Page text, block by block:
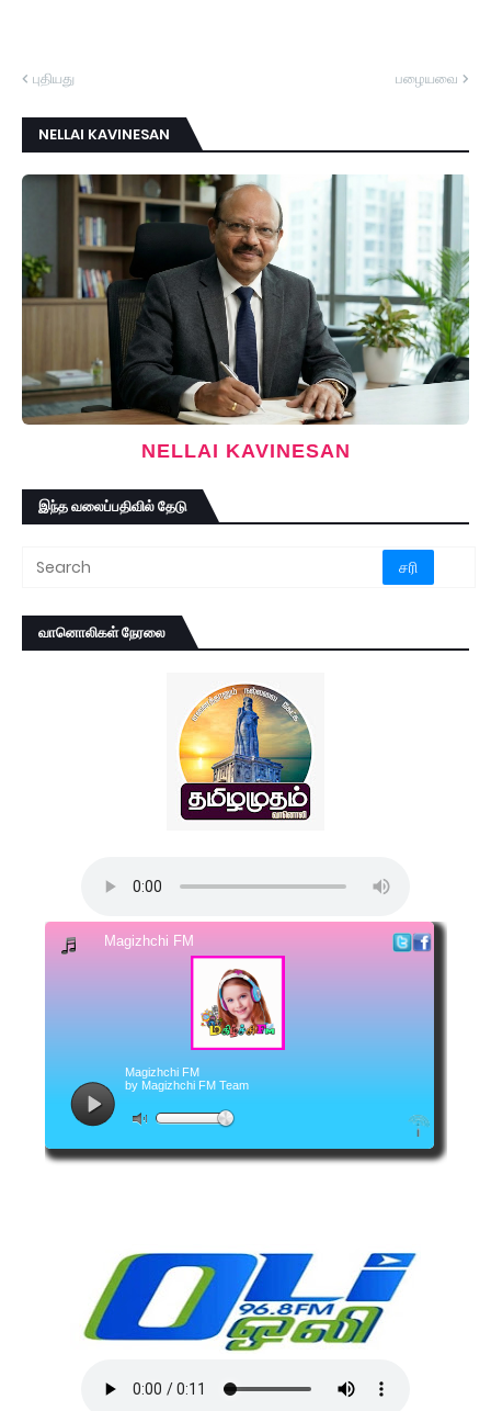
புதியது பழையவை
NELLAI KAVINESAN
NELLAI KAVINESAN
இந்த வலைப்பதிவில் தேடு
வானொலிகள் நேரலை